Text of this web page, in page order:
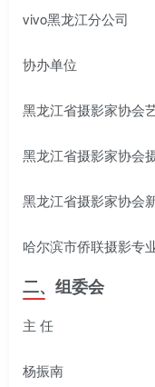
vivo黑龙江分公司
协办单位
黑龙江省摄影家协会
黑龙江省摄影家协会
黑龙江省摄影家协会
哈尔滨市侨联摄影专
二、组委会
主 任
杨振南